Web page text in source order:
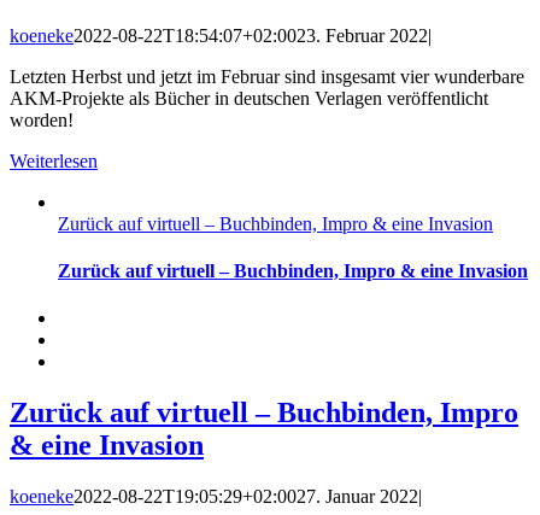
koeneke2022-08-22T18:54:07+02:0023. Februar 2022|
Letzten Herbst und jetzt im Februar sind insgesamt vier wunderbare
AKM-Projekte als Bücher in deutschen Verlagen veröffentlicht
worden!
Weiterlesen
Zurück auf virtuell – Buchbinden, Impro & eine Invasion
Zurück auf virtuell – Buchbinden, Impro & eine Invasion
Zurück auf virtuell – Buchbinden, Impro
& eine Invasion
koeneke2022-08-22T19:05:29+02:0027. Januar 2022|